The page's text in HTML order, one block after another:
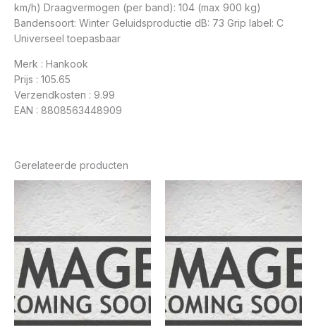
km/h) Draagvermogen (per band): 104 (max 900 kg)
Bandensoort: Winter Geluidsproductie dB: 73 Grip label: C
Universeel toepasbaar
Merk : Hankook
Prijs : 105.65
Verzendkosten : 9.99
EAN : 8808563448909
Gerelateerde producten